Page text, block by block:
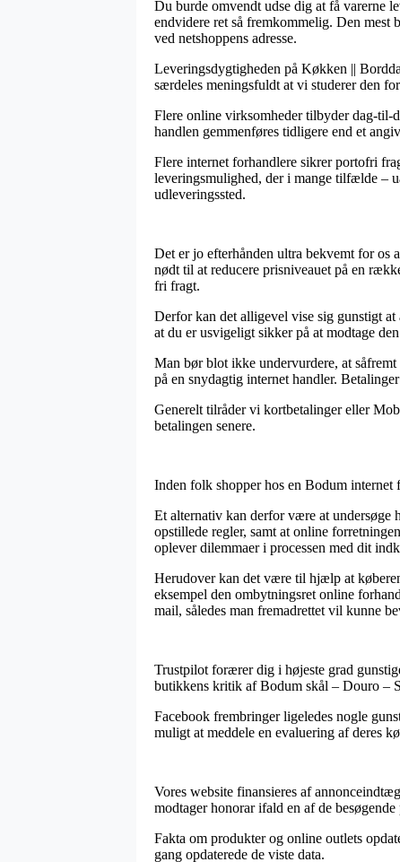
Du burde omvendt udse dig at få varerne
endvidere ret så fremkommelig. Den
ved netshoppens adresse.
Leveringsdygtigheden på Køkken ||
særdeles meningsfuldt at vi studerer den
Flere online virksomheder tilbyder dag-til-
handlen gemmenføres tidligere end et
Flere internet forhandlere sikrer portofri
leveringsmulighed, der i mange tilfælde –
udleveringssted.
Det er jo efterhånden ultra bekvemt for os
nødt til at reducere prisniveauet på en
fri fragt.
Derfor kan det alligevel vise sig gunstigt
at du er usvigeligt sikker på at modtage
Man bør blot ikke undervurdere, at
på en snydagtig internet handler.
Generelt tilråder vi kortbetalinger eller
betalingen senere.
Inden folk shopper hos en Bodum internet
Et alternativ kan derfor være at undersøge
opstillede regler, samt at online
oplever dilemmaer i processen med dit
Herudover kan det være til hjælp at
eksempel den ombytningsret online
mail, således man fremadrettet vil kunne
Trustpilot forærer dig i højeste grad
butikkens kritik af Bodum skål – Douro –
Facebook frembringer ligeledes nogle
muligt at meddele en evaluering af deres
Vores website finansieres af
modtager honorar ifald en af de
Fakta om produkter og online outlets
gang opdaterede de viste data.